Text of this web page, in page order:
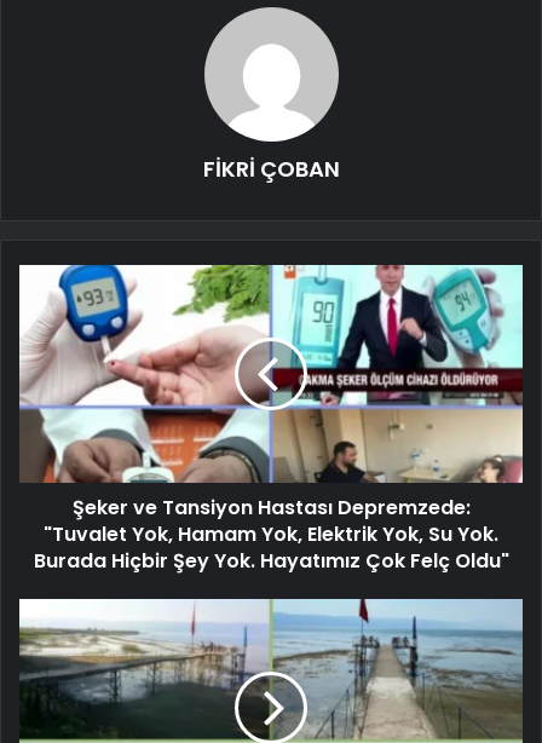
FİKRİ ÇOBAN
Şeker ve Tansiyon Hastası Depremzede:
"Tuvalet Yok, Hamam Yok, Elektrik Yok, Su Yok.
Burada Hiçbir Şey Yok. Hayatımız Çok Felç Oldu"